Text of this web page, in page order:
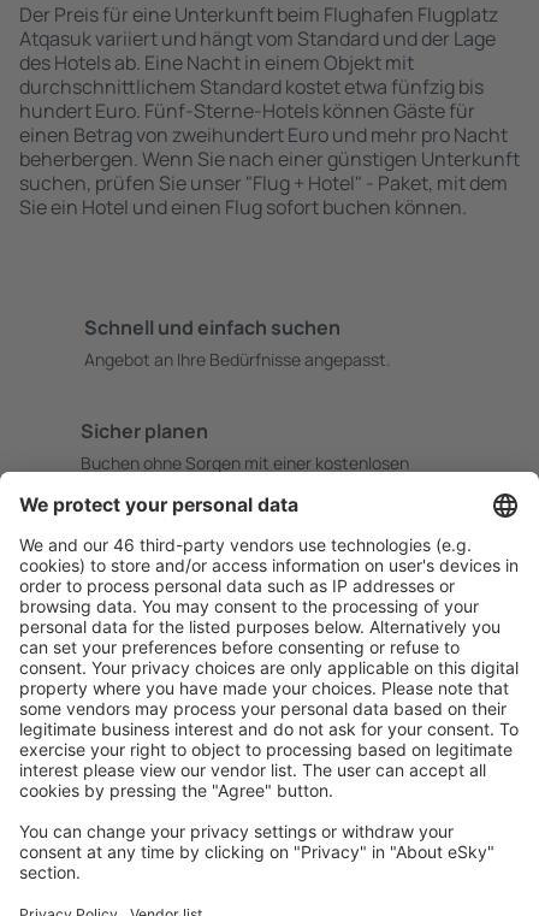
Der Preis für eine Unterkunft beim Flughafen Flugplatz
Atqasuk variiert und hängt vom Standard und der Lage
des Hotels ab. Eine Nacht in einem Objekt mit
durchschnittlichem Standard kostet etwa fünfzig bis
hundert Euro. Fünf-Sterne-Hotels können Gäste für
einen Betrag von zweihundert Euro und mehr pro Nacht
beherbergen. Wenn Sie nach einer günstigen Unterkunft
suchen, prüfen Sie unser "Flug + Hotel" - Paket, mit dem
Sie ein Hotel und einen Flug sofort buchen können.
Schnell und einfach suchen
Angebot an Ihre Bedürfnisse angepasst.
Sicher planen
Buchen ohne Sorgen mit einer kostenlosen
Mehr sparen
Attraktive Preise und Spezialangebote für eingeloggte
Benutzer.
Unterkünfte, die Sie mögen
Wählen Sie aus über 1,3 Millionen Unterkünften: Hotels,
Hütten, Apartments und andere.
Hotels in USA - Beliebte Städte